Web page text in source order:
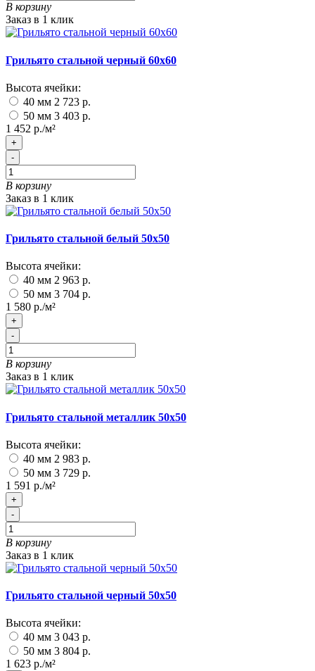
В корзину
Заказ в 1 клик
Грильято стальной черный 60х60
Высота ячейки:
40 мм 2 723 р.
50 мм 3 403 р.
1 452 р./м²
+
-
В корзину
Заказ в 1 клик
Грильято стальной белый 50х50
Высота ячейки:
40 мм 2 963 р.
50 мм 3 704 р.
1 580 р./м²
+
-
В корзину
Заказ в 1 клик
Грильято стальной металлик 50х50
Высота ячейки:
40 мм 2 983 р.
50 мм 3 729 р.
1 591 р./м²
+
-
В корзину
Заказ в 1 клик
Грильято стальной черный 50х50
Высота ячейки:
40 мм 3 043 р.
50 мм 3 804 р.
1 623 р./м²